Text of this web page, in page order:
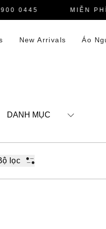
0445 MIỄN PHÍ
New Arrivals Áo
DANH MỤC
lọc